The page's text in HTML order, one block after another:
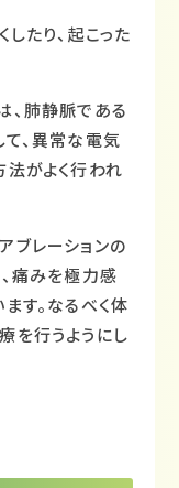
たり、起こった
、肺静脈である
、異常な電気
法がよく行われ
ブレーションの
痛みを極力感
す。なるべく体
を行うようにし